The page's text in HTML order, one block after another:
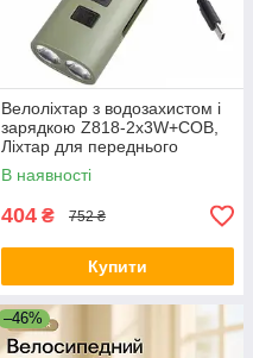
Велоліхтар з водозахистом і
зарядкою Z818-2x3W+COB,
Ліхтар для переднього
колеса велосипеда FP-53
В наявності
404 ₴ 752 ₴
Купити
–46%